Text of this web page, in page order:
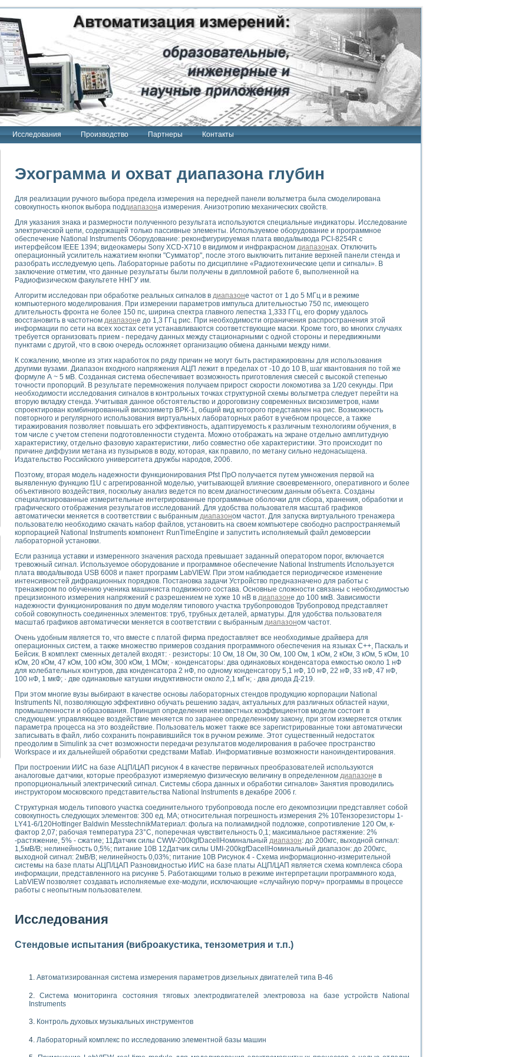
Исследования Производство Партнеры Контакты
"Сигнал-USB"
Интроскан
система
USB"
терапии серии СКАН
тензометрия и т.п.)
измерения параметров дизельных двигателей типа В-46
тяговых электродвигателей электровоза на базе устройств National Instruments
инструментов
элементной базы машин
module для моделирования электромагнитных процессов с целью отладки систем управления электрооборудованием на электроподвижном составе
скорости подвижного состава для тренажера машиниста состава
исследований в гиперзвуковых аэродинамических трубах
Nl SCXI для ультразвуковых контрольно-измерительных систем
сварных швов металлоконструкций
зрения в составе системы управления движением экраноплана
системы для лабораторных испытаний материалов методом акустической эмиссии
комплекс аппаратуры для определения тепловых и электрических характеристик и параметров силовых полупроводниковых приборов
процессов ДВС в динамических режимах
систем передачи данных
для исследования АЧХ и ФЧХ активных фильтров
для исследования параметров двухполюсников резонансным методом
операционных усилителей с применением аппаратно-программных средств NATIONAL INSTRUMENTS
на основе цифровой обработки выборок мгновенных значений
выравнивания электрических каналов
компенсации эхо-сигналов
математического моделирования сверхширокополосного стробоскопического осциллографа и исследования методов расширения его полосы
измерителя ВАХ фотоэлементов на базе виртуальных средств измерений
генератора сигналов - имитатора джиттера и измерителя параметров джиттера
исследование линейных антенн и антенных решеток в учебной лаборатории средствами LabVIEW
модуля с высоким разрешением для создания SPICE- модели импульсного сигнала
радиолокационного сигнала и его FFT анализ в программной среде Lab VIEW 7.1
уравнений состояния для исследования переходных процессов в среде LabVIEW
для устройства сбора данных NI USB-6009
стенда для измерения относительного остаточного электросопротивления (RRR) сверхпроводников
построения картины возбуждения комбинационных колебаний в пространстве Ван Дер Поля
показателей качества электрической энергии
управления источником питания PSP 2010 фирмы GW INSTEK
амперных характеристик солнечных модулей на базе USB-6008
нано-, фемто-, биотехнологии и мехатроника
по измерению временных характеристик реверсивных сред
комплекс на базе LabVIEW для исследования наноструктур
и оптимизации тепловой обработки биопродуктов с применением современных информационных технологий и программных средств
функциональных возможностей алгоритма полигармонической экстраполяции
экономичного виртуального полярографа на основе платы USB 6008 в среде LabVIEW
макрочастиц в упорядоченных плазменно-пылевых структурах
диагностики крови
дисперсных продуктов при обработке возмущениями давления
сверхпроводящим соленоидом с биквадрантным источником тока
экспериментальной физики на примере выдающихся экспериментов: самоорганизованная критичность
цвета модели CIE L*a*b с использованием LabVIEW
характеристик солнечных элементов и модулей
анализа в медицинской эндоскопии
программно - аппаратного комплекса NI - Motion
газовых пузырьков по данным эхолокационного зондирования с применением технологии виртуальных приборов
тиристорным электроприводом
стенда для исследования плазменных процессов синтеза нанопорошков
диагностики плазмы
свойств сегнетоэлектриков методом тепловых шумов
механических свойств материалов в наношкале
металлообрабатывающих станков
зрения для контроля образцов
переходных процессов при коротких замыканиях в узлах электрических нагрузок
Эхограмма и охват диапазона глубин
Для реализации ручного выбора предела измерения на передней панели вольтметра была смоделирована
совокупность кнопок выбора поддиапазона измерения. Анизотропию механических свойств.
Для указания знака и размерности полученного результата используются специальные индикаторы. Исследование
электрической цепи, содержащей только пассивные элементы. Используемое оборудование и программное
обеспечение National Instruments Оборудование: реконфигурируемая плата ввода/вывода PCI-8254R с
интерфейсом IEEE 1394; видеокамеры Sony XCD-X710 в видимом и инфракрасном диапазонах. Отключить
операционный усилитель нажатием кнопки "Сумматор", после этого выключить питание верхней панели стенда и
разобрать исследуемую цепь. Лабораторные работы по дисциплине «Радиотехнические цепи и сигналы». В
заключение отметим, что данные результаты были получены в дипломной работе 6, выполненной на
Радиофизическом факультете ННГУ им.
Алгоритм исследован при обработке реальных сигналов в диапазоне частот от 1 до 5 МГц и в режиме
компьютерного моделирования. При измерении параметров импульса длительностью 750 пс, имеющего
длительность фронта не более 150 пс, ширина спектра главного лепестка 1,333 ГГц, его форму удалось
восстановить в частотном диапазоне до 1,3 ГГц рис. При необходимости ограничения распространения этой
информации по сети на всех хостах сети устанавливаются соответствующие маски. Кроме того, во многих случаях
требуется организовать прием - передачу данных между стационарными с одной стороны и передвижными
пунктами с другой, что в свою очередь осложняет организацию обмена данными между ними.
К сожалению, многие из этих наработок по ряду причин не могут быть растиражированы для использования
другими вузами. Диапазон входного напряжения АЦП лежит в пределах от -10 до 10 В, шаг квантования по той же
формуле А ~ 5 мВ. Созданная система обеспечивает возможность приготовления смесей с высокой степенью
точности пропорций. В результате перемножения получаем прирост скорости локомотива за 1/20 секунды. При
необходимости исследования сигналов в контрольных точках структурной схемы вольтметра следует перейти на
вторую вкладку стенда. Учитывая данное обстоятельство и дороговизну современных вискозиметров, нами
спроектирован комбинированный вискозиметр ВРК-1, общий вид которого представлен на рис. Возможность
повторного и регулярного использования виртуальных лабораторных работ в учебном процессе, а также
тиражирования позволяет повышать его эффективность, адаптируемость к различным технологиям обучения, в
том числе с учетом степени подготовленности студента. Можно отображать на экране отдельно амплитудную
характеристику, отдельно фазовую характеристики, либо совместно обе характеристики. Это происходит по
причине диффузии метана из пузырьков в воду, которая, как правило, по метану сильно недонасыщена.
Издательство Российского университета дружбы народов, 2006.
Поэтому, вторая модель надежности функционирования Pfst ПpO получается путем умножения первой на
выявленную функцию f1U с агрегированной моделью, учитывающей влияние своевременного, оперативного и более
объективного воздействия, поскольку анализ ведется по всем диагностическим данным объекта. Созданы
специализированные измерительные интегрированные программные оболочки для сбора, хранения, обработки и
графического отображения результатов исследований. Для удобства пользователя масштаб графиков
автоматически меняется в соответствии с выбранным диапазоном частот. Для запуска виртуального тренажера
пользователю необходимо скачать набор файлов, установить на своем компьютере свободно распространяемый
корпорацией National Instruments компонент RunTimeEngine и запустить исполняемый файл демоверсии
лабораторной установки.
Если разница уставки и измеренного значения расхода превышает заданный оператором порог, включается
тревожный сигнал. Используемое оборудование и программное обеспечение National Instruments Используется
плата ввода/вывода USB 6008 и пакет программ LabVIEW. При этом наблюдается периодическое изменение
интенсивностей дифракционных порядков. Постановка задачи Устройство предназначено для работы с
тренажером по обучению ученика машиниста подвижного состава. Основные сложности связаны с необходимостью
прецизионного измерения напряжений с разрешением не хуже 10 нВ в диапазоне до 100 мкВ. Зависимости
надежности функционирования по двум моделям типового участка трубопроводов Трубопровод представляет
собой совокупность соединенных элементов: труб, трубных деталей, арматуры. Для удобства пользователя
масштаб графиков автоматически меняется в соответствии с выбранным диапазоном частот.
Очень удобным является то, что вместе с платой фирма предоставляет все необходимые драйвера для
операционных систем, а также множество примеров создания программного обеспечения на языках C++, Паскаль и
Бейсик. В комплект сменных деталей входят: · резисторы: 10 Ом, 18 Ом, 30 Ом, 100 Ом, 1 кОм, 2 кОм, 3 кОм, 5 кОм, 10
кОм, 20 кОм, 47 кОм, 100 кОм, 300 кОм, 1 МОм; · конденсаторы: два одинаковых конденсатора емкостью около 1 нФ
для колебательных контуров, два конденсатора 2 нФ, по одному конденсатору 5,1 нФ, 10 нФ, 22 нФ, 33 нФ, 47 нФ,
100 нФ, 1 мкФ; · две одинаковые катушки индуктивности около 2,1 мГн; · два диода Д-219.
При этом многие вузы выбирают в качестве основы лабораторных стендов продукцию корпорации National
Instruments NI, позволяющую эффективно обучать решению задач, актуальных для различных областей науки,
промышленности и образования. Принцип определения неизвестных коэффициентов модели состоит в
следующем: управляющее воздействие меняется по заранее определенному закону, при этом измеряется отклик
параметра процесса на это воздействие. Пользователь может также все зарегистрированные токи автоматически
записывать в файл, либо сохранить понравившийся ток в ручном режиме. Этот существенный недостаток
преодолим в Simulink за счет возможности передачи результатов моделирования в рабочее пространство
Workspace и их дальнейшей обработки средствами Matlab. Информативные возможности наноиндентирования.
При построении ИИС на базе АЦП/ЦАП рисунок 4 в качестве первичных преобразователей используются
аналоговые датчики, которые преобразуют измеряемую физическую величину в определенном диапазоне в
пропорциональный электрический сигнал. Системы сбора данных и обработки сигналов» Занятия проводились
инструктором московского представительства National Instruments в декабре 2006 г.
Структурная модель типового участка соединительного трубопровода после его декомпозиции представляет собой
совокупность следующих элементов: 300 ед. МА; относительная погрешность измерения 2% 10Тензорезисторы 1-
LY41-6/120Hottinger Baldwin MesstechnikМатериал: фольга на полиамидной подложке, сопротивление 120 Ом, к-
фактор 2,07; рабочая температура 23°С, поперечная чувствительность 0,1; максимальное растяжение: 2%
-растяжение, 5% - сжатие; 11Датчик силы CWW-200kgfDacellНоминальный диапазон: до 200кгс, выходной сигнал:
1,5мВ/В; нелинейность 0,5%; питание 10В 12Датчик силы UMI-200kgfDacellНоминальный диапазон: до 200кгс,
выходной сигнал: 2мВ/В; нелинейность 0,03%; питание 10В Рисунок 4 - Схема информационно-измерительной
системы на базе платы АЦП/ЦАП Разновидностью ИИС на базе платы АЦП/ЦАП является схема комплекса сбора
информации, представленного на рисунке 5. Работающими только в режиме интерпретации программного кода,
LabVIEW позволяет создавать исполняемые ехе-модули, исключающие «случайную порчу» программы в процессе
работы с неопытным пользователем.
Исследования
Стендовые испытания (виброакустика, тензометрия и т.п.)
Автоматизированная система измерения параметров дизельных двигателей типа В-46
Система мониторинга состояния тяговых электродвигателей электровоза на базе устройств National
Instruments
Контроль духовых музыкальных инструментов
Лабораторный комплекс по исследованию элементной базы машин